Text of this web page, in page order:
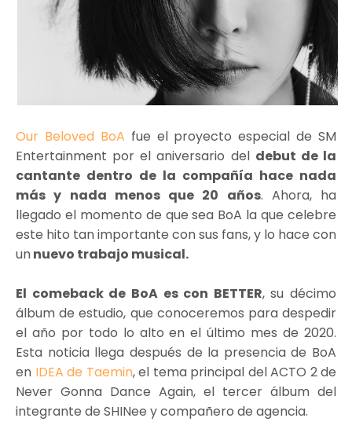
Our Beloved BoA fue el proyecto especial de SM
Entertainment por el aniversario del debut de la
cantante dentro de la compañía hace nada
más y nada menos que 20 años. Ahora, ha
llegado el momento de que sea BoA la que celebre
este hito tan importante con sus fans, y lo hace con
unnuevo trabajo musical.
El comeback de BoA es con BETTER, su décimo
álbum de estudio, que conoceremos para despedir
el año por todo lo alto en el último mes de 2020.
Esta noticia llega después de la presencia de BoA
en IDEA de Taemin, el tema principal del ACTO 2 de
Never Gonna Dance Again, el tercer álbum del
integrante de SHINee y compañero de agencia.